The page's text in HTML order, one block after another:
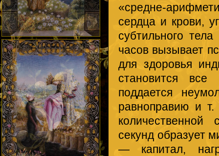
«средне-
сердца и крови,
субтильного
часов вызывает
для здоровья
становится
поддается
равноправию и т.
количественной
секунд образует
— капитал,